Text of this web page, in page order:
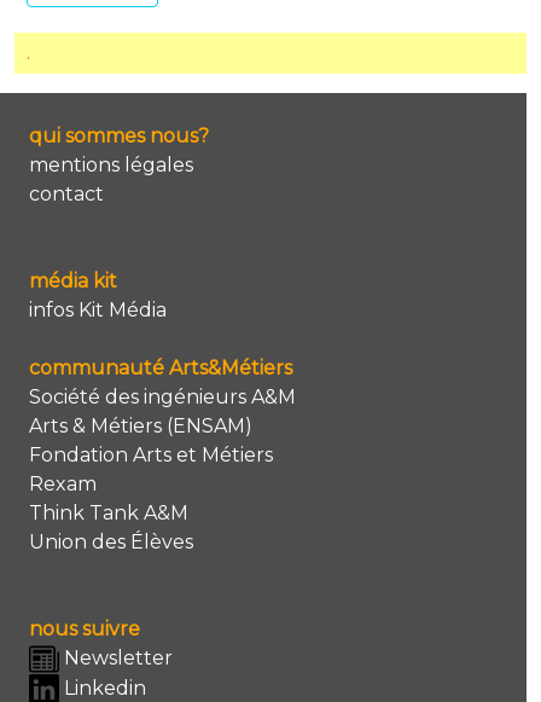
.
qui sommes nous?
mentions légales
contact
média kit
infos Kit Média
communauté Arts&Métiers
Société des ingénieurs A&M
Arts & Métiers (ENSAM)
Fondation Arts et Métiers
Rexam
Think Tank A&M
Union des Élèves
nous suivre
Newsletter
Linkedin